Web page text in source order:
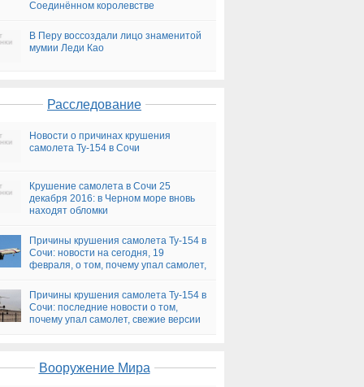
Соединённом королевстве
В Перу воссоздали лицо знаменитой
мумии Леди Као
Расследование
Новости о причинах крушения
самолета Ту-154 в Сочи
Крушение самолета в Сочи 25
декабря 2016: в Черном море вновь
находят обломки
Причины крушения самолета Ту-154 в
Сочи: новости на сегодня, 19
февраля, о том, почему упал самолет,
Причины крушения самолета Ту-154 в
Сочи: последние новости о том,
почему упал самолет, свежие версии
Вооружение Мира